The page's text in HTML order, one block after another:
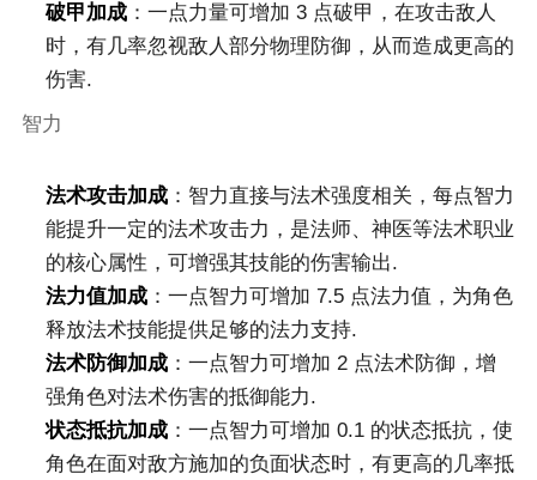
破甲加成：一点力量可增加 3 点破甲，在攻击敌人
时，有几率忽视敌人部分物理防御，从而造成更高的
伤害.
智力
法术攻击加成：智力直接与法术强度相关，每点智力
能提升一定的法术攻击力，是法师、神医等法术职业
的核心属性，可增强其技能的伤害输出.
法力值加成：一点智力可增加 7.5 点法力值，为角色
释放法术技能提供足够的法力支持.
法术防御加成：一点智力可增加 2 点法术防御，增
强角色对法术伤害的抵御能力.
状态抵抗加成：一点智力可增加 0.1 的状态抵抗，使
角色在面对敌方施加的负面状态时，有更高的几率抵